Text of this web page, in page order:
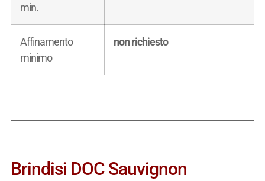
min.
Affinamento
minimo
non richiesto
Brindisi DOC Sauvignon